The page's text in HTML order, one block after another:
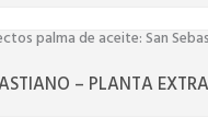
– PLANTA